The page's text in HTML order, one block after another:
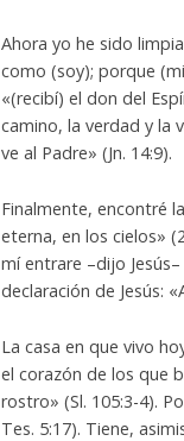
Ahora yo he sido
como (soy); porque
«(recibí) el don del
camino, la verdad y la
ve al Padre» (Jn. 14:9).
Finalmente, encontré
eterna, en los cielos»
mí entrare –dijo
declaración de Jesús:
La casa en que vivo
el corazón de los que
rostro» (Sl. 105:3-4).
Tes. 5:17). Tiene,